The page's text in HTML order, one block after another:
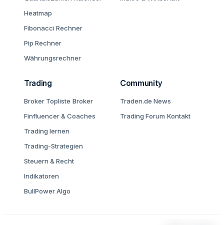
Heatmap
Fibonacci Rechner
Pip Rechner
Währungsrechner
Trading
Broker Topliste Broker
Finfluencer & Coaches
Trading lernen
Trading-Strategien
Steuern & Recht
Indikatoren
BullPower Algo
Community
Traden.de News
Trading Forum Kontakt